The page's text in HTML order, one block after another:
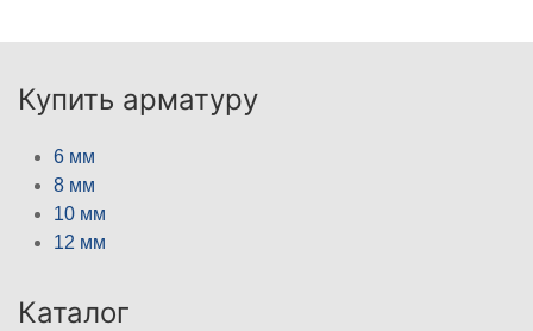
Купить арматуру
6 мм
8 мм
10 мм
12 мм
Каталог